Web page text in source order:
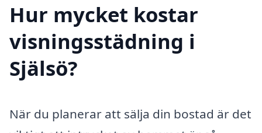
Hur mycket kostar
visningsstädning i
Själsö?
När du planerar att sälja din bostad är det